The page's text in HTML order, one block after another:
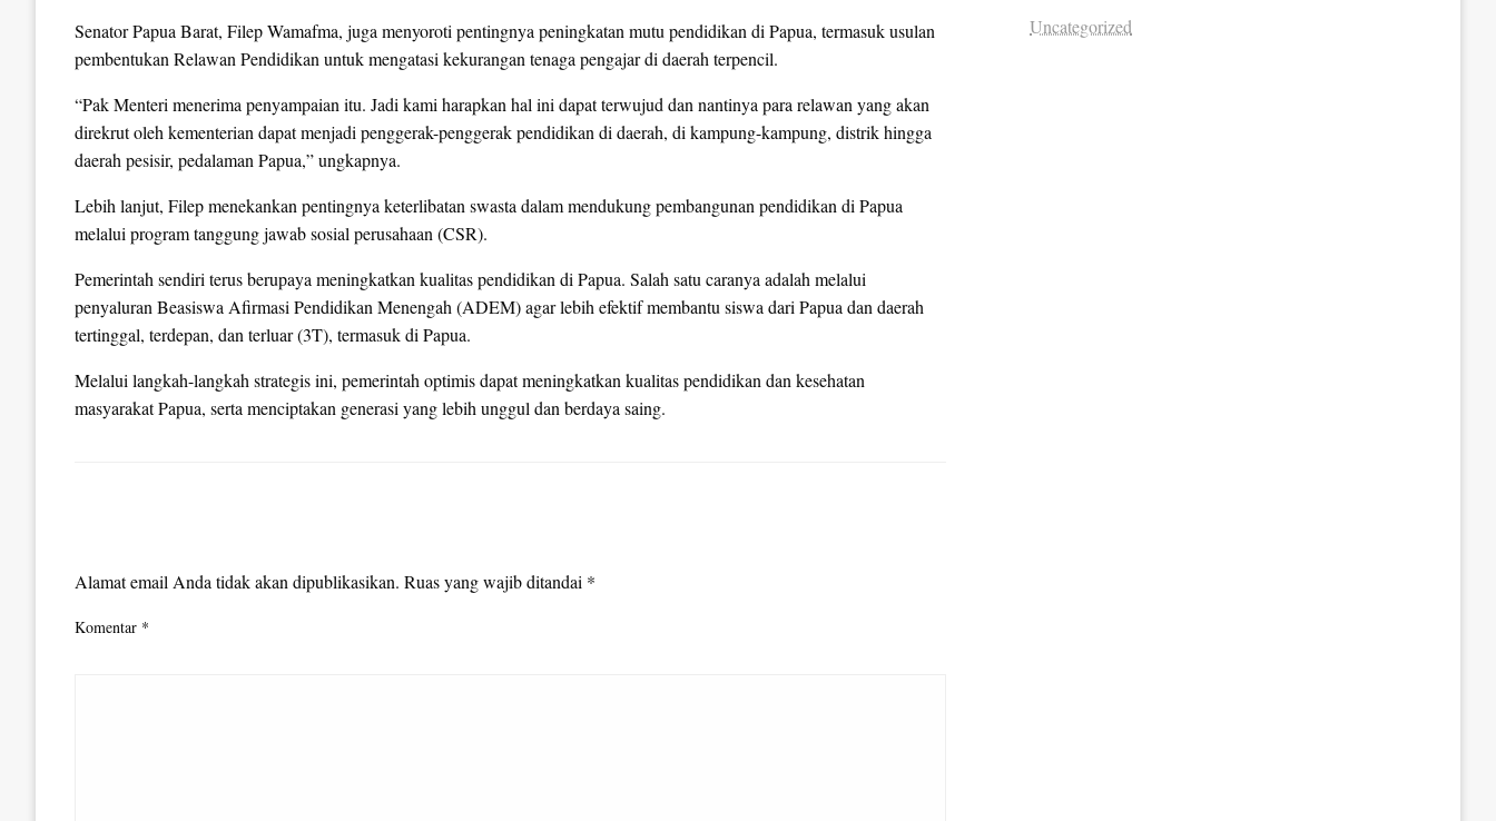
Senator Papua Barat, Filep Wamafma, juga menyoroti pentingnya peningkatan mutu pendidikan di Papua, termasuk usulan
pembentukan Relawan Pendidikan untuk mengatasi kekurangan tenaga pengajar di daerah terpencil.
“Pak Menteri menerima penyampaian itu. Jadi kami harapkan hal ini dapat terwujud dan nantinya para relawan yang akan
direkrut oleh kementerian dapat menjadi penggerak-penggerak pendidikan di daerah, di kampung-kampung, distrik hingga
daerah pesisir, pedalaman Papua,” ungkapnya.
Lebih lanjut, Filep menekankan pentingnya keterlibatan swasta dalam mendukung pembangunan pendidikan di Papua
melalui program tanggung jawab sosial perusahaan (CSR).
Pemerintah sendiri terus berupaya meningkatkan kualitas pendidikan di Papua. Salah satu caranya adalah melalui
penyaluran Beasiswa Afirmasi Pendidikan Menengah (ADEM) agar lebih efektif membantu siswa dari Papua dan daerah
tertinggal, terdepan, dan terluar (3T), termasuk di Papua.
Melalui langkah-langkah strategis ini, pemerintah optimis dapat meningkatkan kualitas pendidikan dan kesehatan
masyarakat Papua, serta menciptakan generasi yang lebih unggul dan berdaya saing.
Alamat email Anda tidak akan dipublikasikan. Ruas yang wajib ditandai *
Komentar *
Uncategorized